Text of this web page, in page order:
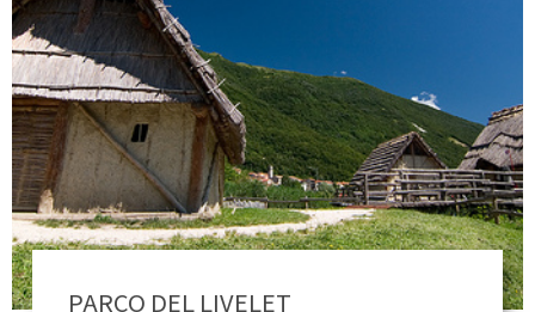
PARCO DEL LIVELET